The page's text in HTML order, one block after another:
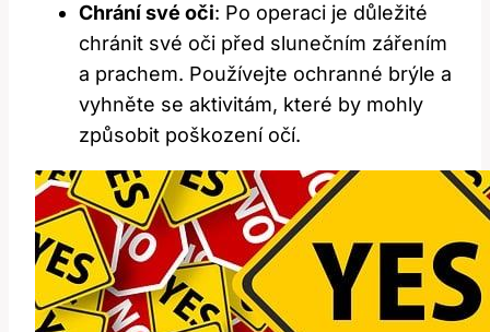
Chrání své oči: Po ​operaci je ‍důležité
chránit své⁢ oči před ‌slunečním zářením⁢
a prachem. Používejte ‍ochranné‌ brýle a
⁢vyhněte se aktivitám, které by mohly
‍způsobit poškození očí.